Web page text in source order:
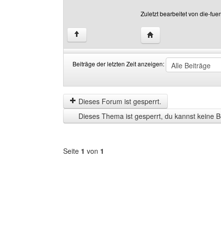
Zuletzt bearbeitet von die-
↑ Website dieses
Beiträge der letzten Zeit anzeigen:
der
letzten
Zeit
anzeigen
by
Dieses Forum ist gesperrt.
Dieses Thema ist gesperrt, du kannst keine
Seite 1 von 1